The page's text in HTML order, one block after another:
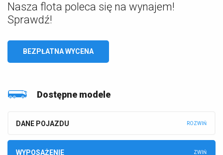
Nasza flota poleca się na wynajem!
Sprawdź!
BEZPŁATNA WYCENA
Dostępne modele
DANE POJAZDU
WYPOSAŻENIE